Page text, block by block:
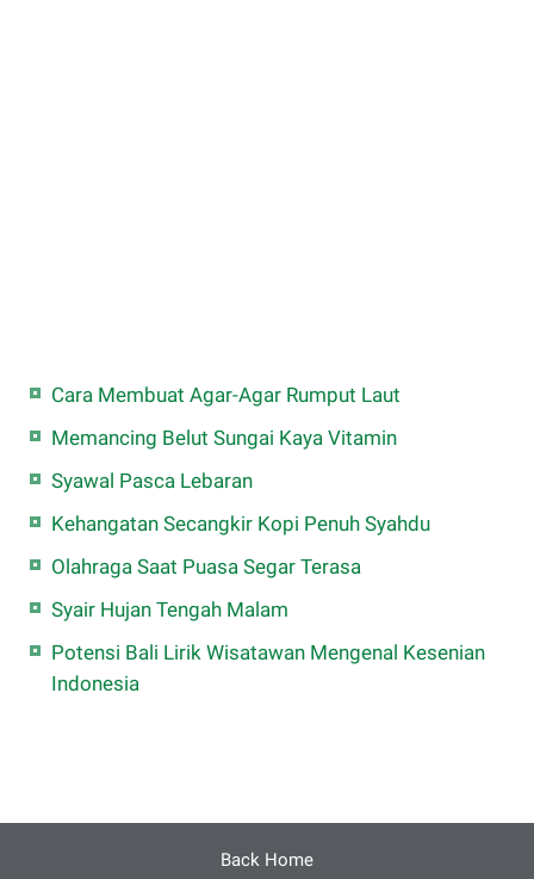
Cara Membuat Agar-Agar Rumput Laut
Memancing Belut Sungai Kaya Vitamin
Syawal Pasca Lebaran
Kehangatan Secangkir Kopi Penuh Syahdu
Olahraga Saat Puasa Segar Terasa
Syair Hujan Tengah Malam
Potensi Bali Lirik Wisatawan Mengenal Kesenian
Indonesia
Back Home